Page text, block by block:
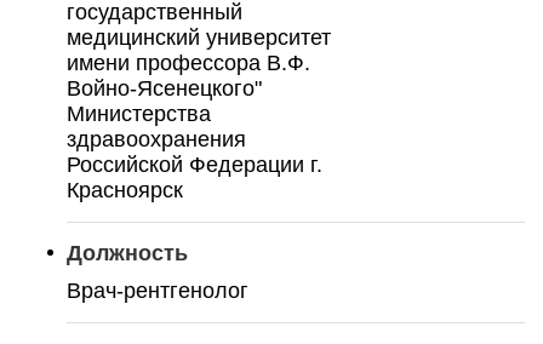
государственный
медицинский университет
имени профессора В.Ф.
Войно-Ясенецкого"
Министерства
здравоохранения
Российской Федерации г.
Красноярск
Должность
Врач-рентгенолог